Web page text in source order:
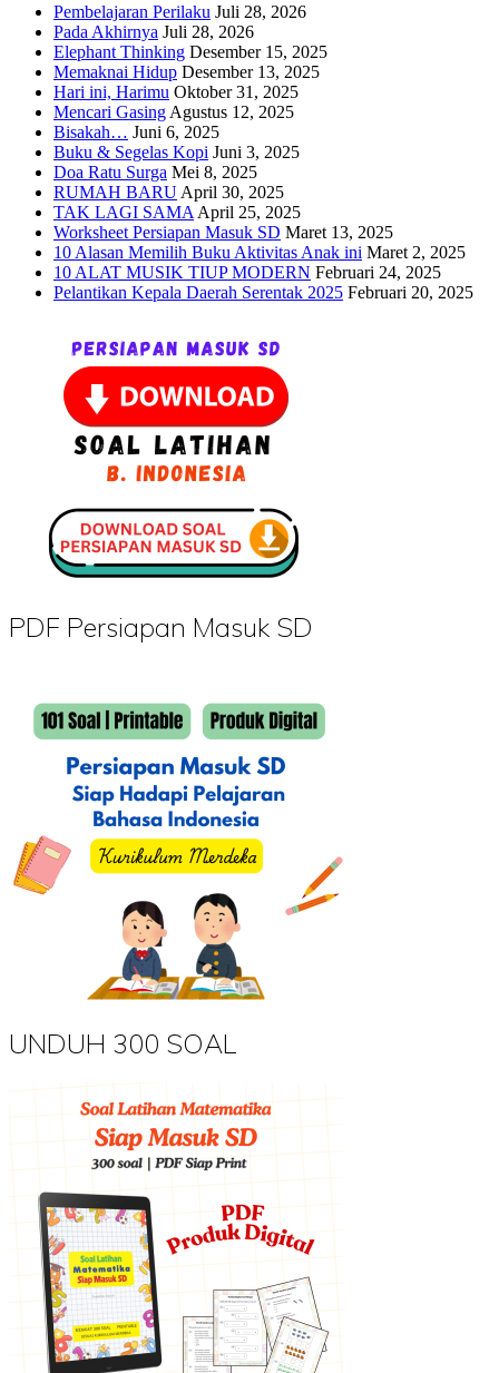
Pembelajaran Perilaku Juli 28, 2026
Pada Akhirnya Juli 28, 2026
Elephant Thinking Desember 15, 2025
Memaknai Hidup Desember 13, 2025
Hari ini, Harimu Oktober 31, 2025
Mencari Gasing Agustus 12, 2025
Bisakah… Juni 6, 2025
Buku & Segelas Kopi Juni 3, 2025
Doa Ratu Surga Mei 8, 2025
RUMAH BARU April 30, 2025
TAK LAGI SAMA April 25, 2025
Worksheet Persiapan Masuk SD Maret 13, 2025
10 Alasan Memilih Buku Aktivitas Anak ini Maret 2, 2025
10 ALAT MUSIK TIUP MODERN Februari 24, 2025
Pelantikan Kepala Daerah Serentak 2025 Februari 20, 2025
PDF Persiapan Masuk SD
UNDUH 300 SOAL